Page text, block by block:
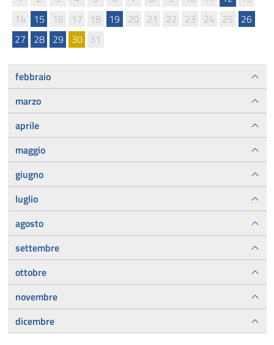
14
15 16 17 18 19 20 21 22 23 24 25
26
27
28 29 30 31
febbraio
marzo
aprile
maggio
giugno
luglio
agosto
settembre
ottobre
novembre
dicembre